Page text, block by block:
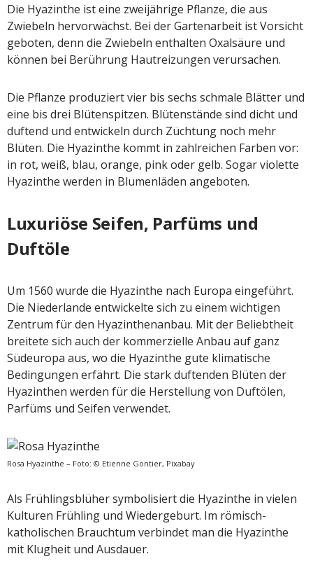
Die Hyazinthe ist eine zweijährige Pflanze, die aus
Zwiebeln hervorwächst. Bei der Gartenarbeit ist Vorsicht
geboten, denn die Zwiebeln enthalten Oxalsäure und
können bei Berührung Hautreizungen verursachen.
Die Pflanze produziert vier bis sechs schmale Blätter und
eine bis drei Blütenspitzen. Blütenstände sind dicht und
duftend und entwickeln durch Züchtung noch mehr
Blüten. Die Hyazinthe kommt in zahlreichen Farben vor:
in rot, weiß, blau, orange, pink oder gelb. Sogar violette
Hyazinthe werden in Blumenläden angeboten.
Luxuriöse Seifen, Parfüms und
Duftöle
Um 1560 wurde die Hyazinthe nach Europa eingeführt.
Die Niederlande entwickelte sich zu einem wichtigen
Zentrum für den Hyazinthenanbau. Mit der Beliebtheit
breitete sich auch der kommerzielle Anbau auf ganz
Südeuropa aus, wo die Hyazinthe gute klimatische
Bedingungen erfährt. Die stark duftenden Blüten der
Hyazinthen werden für die Herstellung von Duftölen,
Parfüms und Seifen verwendet.
Rosa Hyazinthe – Foto: © Etienne Gontier, Pixabay
Als Frühlingsblüher symbolisiert die Hyazinthe in vielen
Kulturen Frühling und Wiedergeburt. Im römisch-
katholischen Brauchtum verbindet man die Hyazinthe
mit Klugheit und Ausdauer.